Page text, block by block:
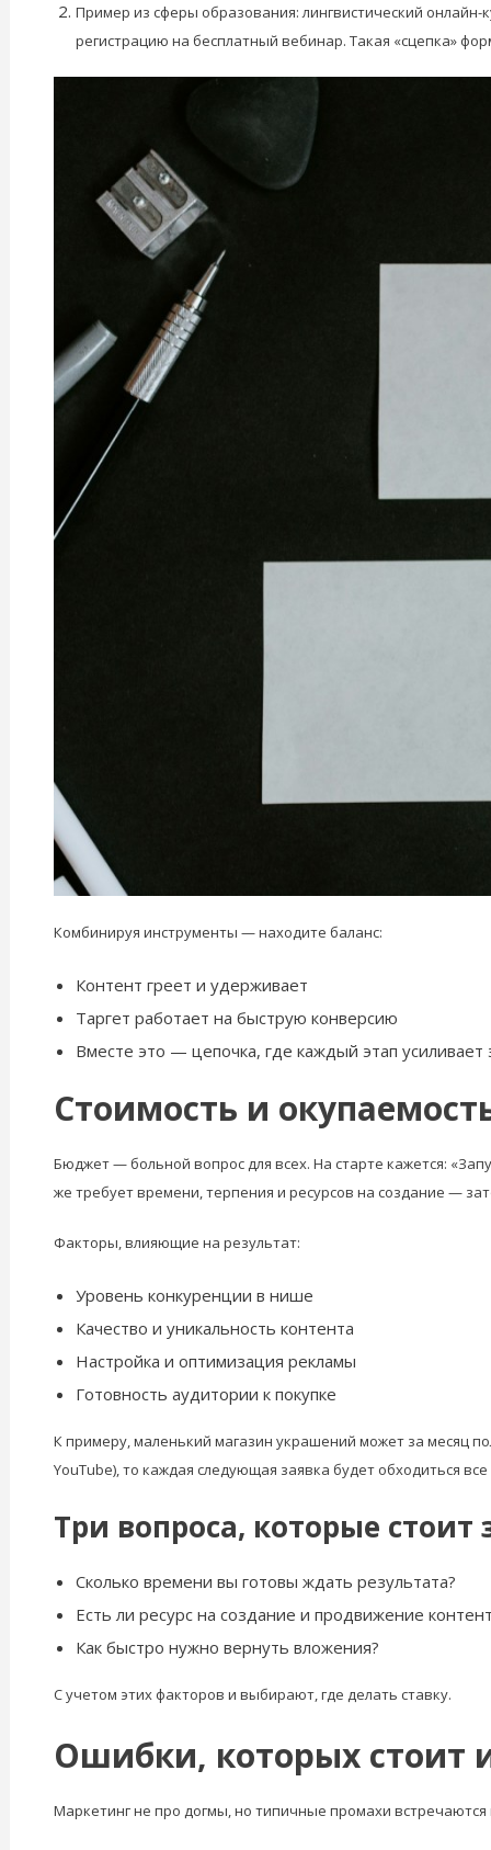
Пример из сферы образования: лингвистический
регистрацию на бесплатный вебинар. Такая «сцепка»
Комбинируя инструменты — находите баланс:
Контент греет и удерживает
Таргет работает на быструю конверсию
Вместе это — цепочка, где каждый этап усиливает
Стоимость и
Бюджет — больной вопрос для всех. На старте кажется:
же требует времени, терпения и ресурсов на создание —
Факторы, влияющие на результат:
Уровень конкуренции в нише
Качество и уникальность контента
Настройка и оптимизация рекламы
Готовность аудитории к покупке
К примеру, маленький магазин украшений может за месяц
YouTube), то каждая следующая заявка будет обходиться
Три вопроса, которые стоит
Сколько времени вы готовы ждать результата?
Есть ли ресурс на создание и продвижение
Как быстро нужно вернуть вложения?
С учетом этих факторов и выбирают, где делать ставку.
Ошибки, которых стоит
Маркетинг не про догмы, но типичные промахи встречаются